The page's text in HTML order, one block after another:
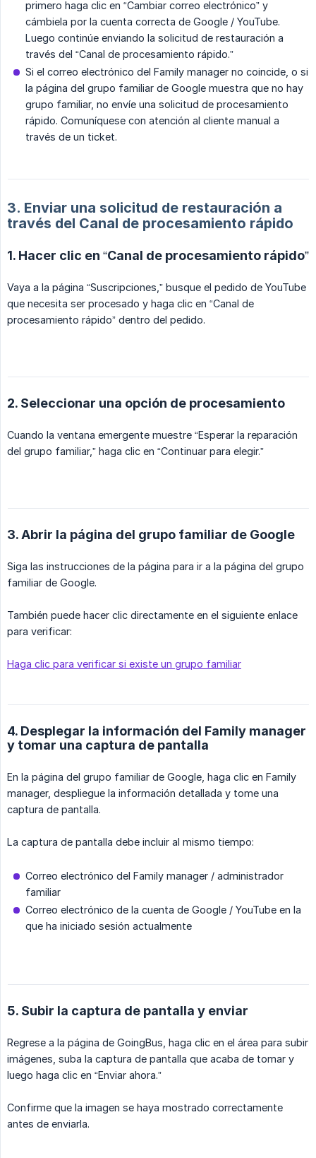
primero haga clic en “Cambiar correo electrónico” y
cámbiela por la cuenta correcta de Google / YouTube.
Luego continúe enviando la solicitud de restauración a
través del “Canal de procesamiento rápido.”
Si el correo electrónico del Family manager no coincide, o si
la página del grupo familiar de Google muestra que no hay
grupo familiar, no envíe una solicitud de procesamiento
rápido. Comuníquese con atención al cliente manual a
través de un ticket.
3. Enviar una solicitud de restauración a
través del Canal de procesamiento rápido
1. Hacer clic en “Canal de procesamiento rápido”
Vaya a la página “Suscripciones,” busque el pedido de YouTube
que necesita ser procesado y haga clic en “Canal de
procesamiento rápido” dentro del pedido.
2. Seleccionar una opción de procesamiento
Cuando la ventana emergente muestre “Esperar la reparación
del grupo familiar,” haga clic en “Continuar para elegir.”
3. Abrir la página del grupo familiar de Google
Siga las instrucciones de la página para ir a la página del grupo
familiar de Google.
También puede hacer clic directamente en el siguiente enlace
para verificar:
Haga clic para verificar si existe un grupo familiar
4. Desplegar la información del Family manager
y tomar una captura de pantalla
En la página del grupo familiar de Google, haga clic en Family
manager, despliegue la información detallada y tome una
captura de pantalla.
La captura de pantalla debe incluir al mismo tiempo:
Correo electrónico del Family manager / administrador
familiar
Correo electrónico de la cuenta de Google / YouTube en la
que ha iniciado sesión actualmente
5. Subir la captura de pantalla y enviar
Regrese a la página de GoingBus, haga clic en el área para subir
imágenes, suba la captura de pantalla que acaba de tomar y
luego haga clic en “Enviar ahora.”
Confirme que la imagen se haya mostrado correctamente
antes de enviarla.